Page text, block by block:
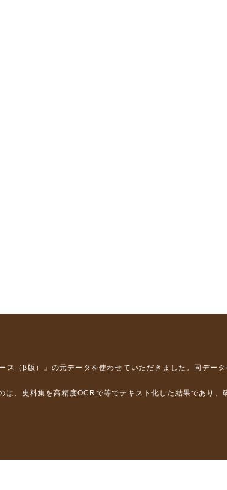
ス（β版）』 の元データを使わせていただきました。同デー
、史料集を高精度OCRで等でテキスト化した結果であり